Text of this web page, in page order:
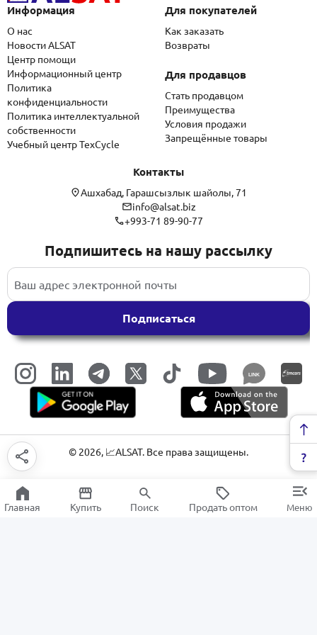
Информация
О нас
Новости ALSAT
Центр помощи
Информационный центр
Политика
конфиденциальности
Политика интеллектуальной
собственности
Учебный центр TexCycle
Для покупателей
Как заказать
Возвраты
Для продавцов
Стать продавцом
Преимущества
Условия продажи
Запрещённые товары
Контакты
Ашхабад, Гарашсызлык шайолы, 71
info@alsat.biz
+993-71 89-90-77
Подпишитесь на нашу рассылку
Подписаться
LINK
© 2026, 📈ALSAT. Все права защищены.
Главная Купить Поиск Продать оптом Меню